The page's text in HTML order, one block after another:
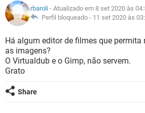
GUIA DE COMPRAS
INSTAGRAM GMAIL
GUIA DE COMPRAS
CELULAR
OUTLOOK EXCEL
INSTAGRAM GMAIL
GUIA DE COMPRAS
JOGOS
CELULAR
OUTLOOK EXCEL
INSTAGRAM GMAIL
GLOSSÁRIO
JOGOS
CELULAR
OUTLOOK
INSTAGRAM
rbaroli - Atualizado em 8 set 2020 às
Perfil bloqueado - 11 set 2020 às
Há algum editor de filmes que
as imagens?
O Virtualdub e o Gimp, não servem.
Grato
Share